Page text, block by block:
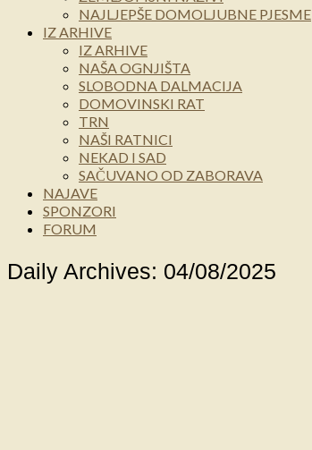
NAJLJEPŠE DOMOLJUBNE PJESME
IZ ARHIVE
IZ ARHIVE
NAŠA OGNJIŠTA
SLOBODNA DALMACIJA
DOMOVINSKI RAT
TRN
NAŠI RATNICI
NEKAD I SAD
SAČUVANO OD ZABORAVA
NAJAVE
SPONZORI
FORUM
Daily Archives: 04/08/2025